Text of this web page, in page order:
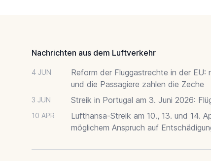
Nachrichten aus dem Luftverkehr
4 JUN
Reform der Fluggastrechte in der
und die Passagiere zahlen die Zeche
3 JUN Streik in Portugal am 3. Juni 2026:
10 APR
Lufthansa-Streik am 10., 13. und 14.
möglichem Anspruch auf